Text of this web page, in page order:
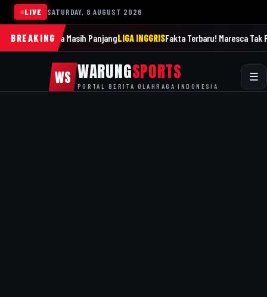
LIVE SATURDAY, 8 AUGUST 2026
BREAKING
Liga Masih PanjangLIGA INGGRISFakta Terbaru! Maresca Tak
WS WARUNGSPORTS
PORTAL BERITA OLAHRAGA INDONESIA
☰